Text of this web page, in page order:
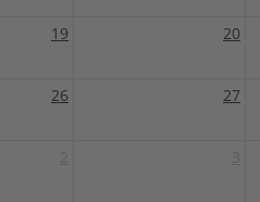
19 20
26 27